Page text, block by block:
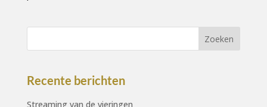
Recente berichten
Streaming van de vieringen